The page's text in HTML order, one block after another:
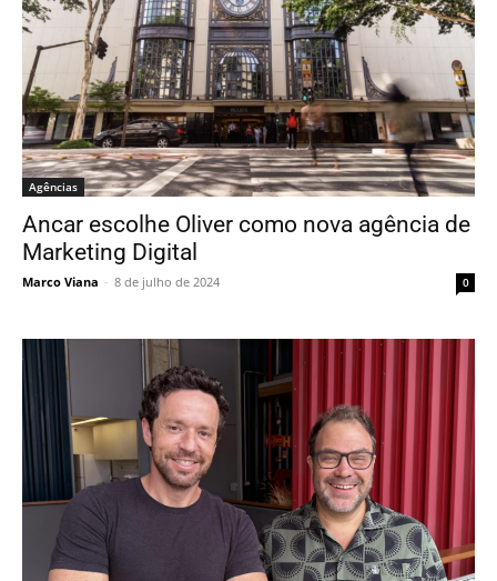
Agências
Ancar escolhe Oliver como nova agência de
Marketing Digital
Marco Viana - 8 de julho de 2024 0